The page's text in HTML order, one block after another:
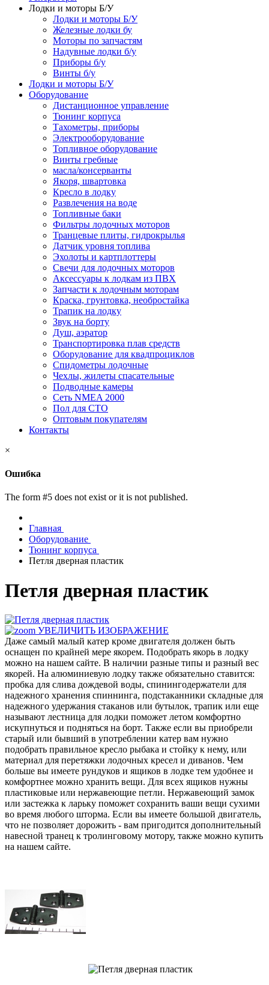
Лодки и моторы Б/У
Лодки и моторы Б/У
Железные лодки бу
Моторы по запчастям
Надувные лодки б/у
Приборы б/у
Винты б/у
Лодки и моторы Б/У
Оборудование
Дистанционное управление
Тюнинг корпуса
Тахометры, приборы
Электрооборудование
Топливное оборудование
Винты гребные
масла/консерванты
Якоря, швартовка
Кресло в лодку
Развлечения на воде
Топливные баки
Фильтры лодочных моторов
Транцевые плиты, гидрокрылья
Датчик уровня топлива
Эхолоты и картплоттеры
Cвечи для лодочных моторов
Аксессуары к лодкам из ПВХ
Запчасти к лодочным моторам
Краска, грунтовка, необростайка
Трапик на лодку
Звук на борту
Душ, аэратор
Транспортировка плав средств
Оборудование для квадпроциклов
Спидометры лодочные
Чехлы, жилеты спасательные
Подводные камеры
Сеть NMEA 2000
Пол для СТО
Оптовым покупателям
Контакты
×
Ошибка
The form #5 does not exist or it is not published.
Главная
Оборудование
Тюнинг корпуса
Петля дверная пластик
Петля дверная пластик
УВЕЛИЧИТЬ ИЗОБРАЖЕНИЕ
Даже самый малый катер кроме двигателя должен быть
оснащен по крайней мере якорем. Подобрать якорь в лодку
можно на нашем сайте. В наличии разные типы и разный вес
якорей. На алюминиевую лодку также обязательно ставится:
пробка для слива дождевой воды, спинингодержатели для
надежного хранения спиннинга, подстаканники складные для
надежного удержания стаканов или бутылок, трапик или еще
называют лестница для лодки поможет летом комфортно
искупнуться и подняться на борт. Также если вы приобрели
старый или бывший в употреблении катер вам нужно
подобрать правильное кресло рыбака и стойку к нему, или
материал для перетяжки лодочных кресел и диванов. Чем
больше вы имеете рундуков и ящиков в лодке тем удобнее и
комфортнее можно хранить вещи. Для всех ящиков нужны
пластиковые или нержавеющие петли. Нержавеющий замок
или застежка к ларьку поможет сохранить ваши вещи сухими
во время любого шторма. Если вы имеете большой двигатель,
что не позволяет дорожить - вам пригодится дополнительный
навесной транец к тролинговому мотору, также можно купить
на нашем сайте.